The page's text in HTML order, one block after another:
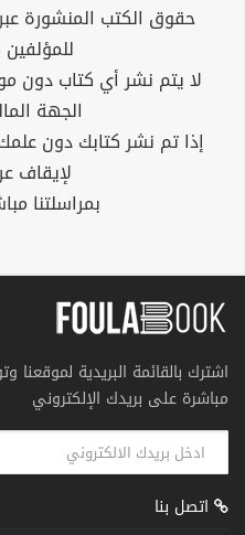
حقوق الكتب المنشورة
لا يتم نشر أي كتاب دون
الجهة
إذا تم نشر كتابك دون
لإيقاف
بمراسلتنا
اشترك بالقائمة البريدية
مباشرة على بريدك الإلكتروني
اتصل بنا